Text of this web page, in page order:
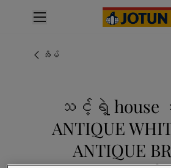
အတွင်းပိုင်းဆေးသုတ်ခြင်း
အိမ်အပြင်သုတ်ဆေးအမျိုးအစားများ
Interior Paint Colours
အတွင်းခန်းအရောင်အားလုံး
Exterior Paint Colours
အိမ်
သင့်ရဲ့
ANTIQUE
ANTIQUE